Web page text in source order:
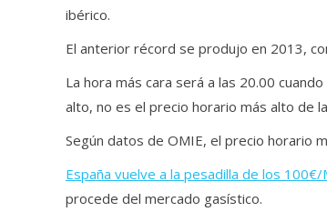
ibérico.
El anterior récord se produjo en 2013,
La hora más cara será a las 20.00
alto, no es el precio horario más alto de
Según datos de OMIE, el precio horario
España vuelve a la pesadilla de los
procede del mercado gasístico.